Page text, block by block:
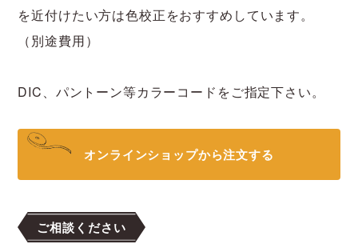
を近付けたい方は色校正をおすすめしています。
（別途費用）
DIC、パントーン等カラーコードをご指定下さい。
オンラインショップから注文する
ご相談ください